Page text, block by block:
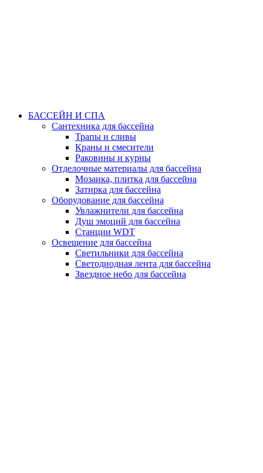
БАССЕЙН И СПА
Сантехника для бассейна
Трапы и сливы
Краны и смесители
Раковины и курны
Отделочные материалы для бассейна
Мозаика, плитка для бассейна
Затирка для бассейна
Оборудование для бассейна
Увлажнители для бассейна
Душ эмоций для бассейна
Станции WDT
Освещение для бассейна
Светильники для бассейна
Светодиодная лента для бассейна
Звездное небо для бассейна